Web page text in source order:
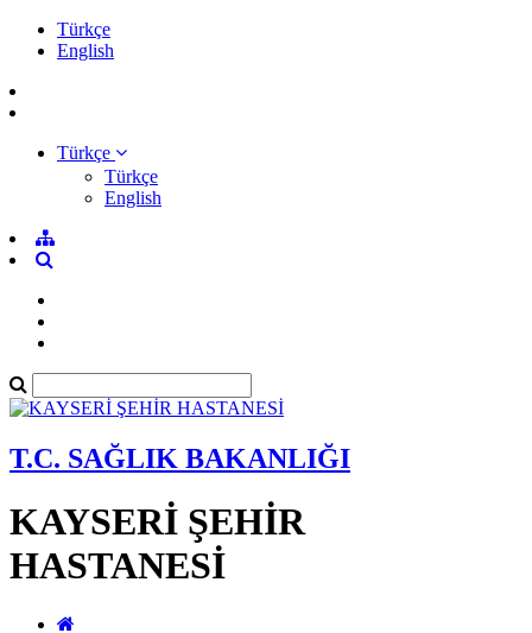
Türkçe
English
Türkçe
Türkçe
English
T.C. SAĞLIK BAKANLIĞI
KAYSERİ ŞEHİR
HASTANESİ